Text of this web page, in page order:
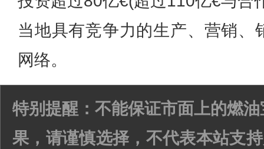
当地具有竞争力的生产、营销、
网络。
特别提醒：不能保证市面上的燃
果，请谨慎选择，不代表本站支